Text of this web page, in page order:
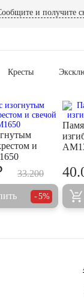
и получите
Кресты
и
33.200
5%